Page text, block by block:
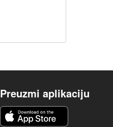
Preuzmi aplikaciju